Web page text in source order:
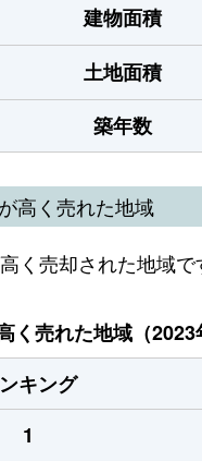
建物面積
土地面積
築年数
高く売れた地域
く売却された地域で
売れた地域（2023
キング
1